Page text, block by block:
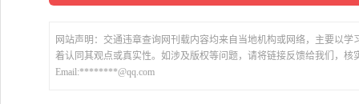
网站声明：交通违章查询网刊载内容均来自当地机构或网络，主要以
着认同其观点或真实性。如涉及版权等问题，请将链接反馈给我们，核
Email:********@qq.com